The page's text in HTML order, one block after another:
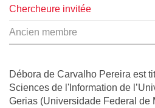
Chercheure invitée
Ancien membre
Débora de Carvalho Pereira est
Sciences de l'Information de
Gerias (Universidade Federal de